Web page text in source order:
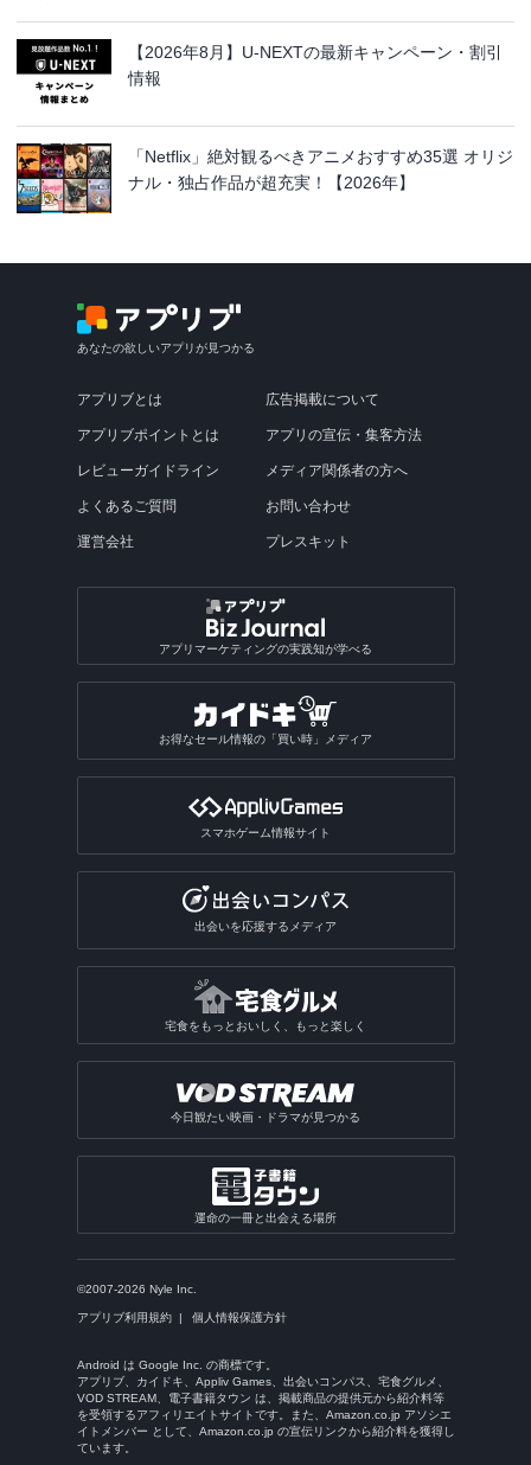
【2026年8月】U-NEXTの最新キャンペーン・割引
情報
「Netflix」絶対観るべきアニメおすすめ35選 オリジ
ナル・独占作品が超充実！【2026年】
あなたの欲しいアプリが見つかる
アプリブとは
アプリブポイントとは
レビューガイドライン
よくあるご質問
運営会社
広告掲載について
アプリの宣伝・集客方法
メディア関係者の方へ
お問い合わせ
プレスキット
アプリマーケティングの実践知が学べる
お得なセール情報の「買い時」メディア
スマホゲーム情報サイト
出会いを応援するメディア
宅食をもっとおいしく、もっと楽しく
今日観たい映画・ドラマが見つかる
運命の一冊と出会える場所
©2007-2026 Nyle Inc.
アプリブ利用規約 個人情報保護方針
Android は Google Inc. の商標です。
アプリブ、カイドキ、Appliv Games、出会いコンパス、宅食グルメ、
VOD STREAM、電子書籍タウン は、掲載商品の提供元から紹介料等
を受領するアフィリエイトサイトです。また、Amazon.co.jp アソシエ
イトメンバー として、Amazon.co.jp の宣伝リンクから紹介料を獲得し
ています。